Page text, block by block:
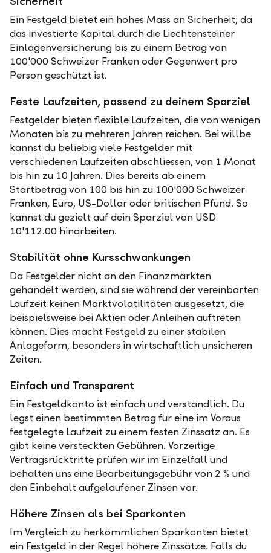
Ein Festgeld bietet ein hohes Mass an Sicherheit, da
das investierte Kapital durch die Liechtensteiner
Einlagenversicherung bis zu einem Betrag von
100'000 Schweizer Franken oder Gegenwert pro
Person geschützt ist.
Feste Laufzeiten, passend zu deinem Sparziel
Festgelder bieten flexible Laufzeiten, die von wenigen
Monaten bis zu mehreren Jahren reichen. Bei willbe
kannst du beliebig viele Festgelder mit
verschiedenen Laufzeiten abschliessen, von 1 Monat
bis hin zu 10 Jahren. Dies bereits ab einem
Startbetrag von 100 bis hin zu 100'000 Schweizer
Franken, Euro, US-Dollar oder britischen Pfund. So
kannst du gezielt auf dein Sparziel von USD
10'112.00 hinarbeiten.
Stabilität ohne Kursschwankungen
Da Festgelder nicht an den Finanzmärkten
gehandelt werden, sind sie während der vereinbarten
Laufzeit keinen Marktvolatilitäten ausgesetzt, die
beispielsweise bei Aktien oder Anleihen auftreten
können. Dies macht Festgeld zu einer stabilen
Anlageform, besonders in wirtschaftlich unsicheren
Zeiten.
Einfach und Transparent
Ein Festgeldkonto ist einfach und verständlich. Du
legst einen bestimmten Betrag für eine im Voraus
festgelegte Laufzeit zu einem festen Zinssatz an. Es
gibt keine versteckten Gebühren. Vorzeitige
Vertragsrücktritte prüfen wir im Einzelfall und
behalten uns eine Bearbeitungsgebühr von 2 % und
den Einbehalt aufgelaufener Zinsen vor.
Höhere Zinsen als bei Sparkonten
Im Vergleich zu herkömmlichen Sparkonten bietet
ein Festgeld in der Regel höhere Zinssätze. Falls du